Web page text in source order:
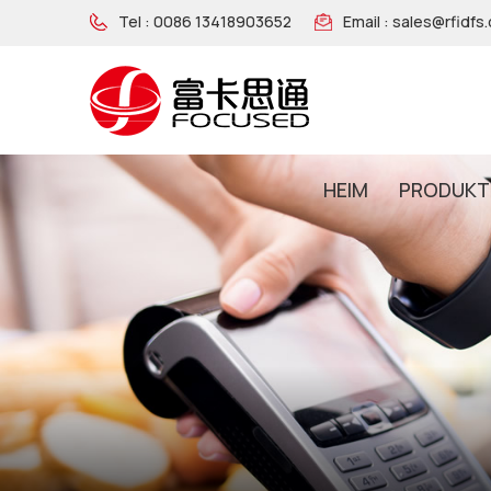
Tel : 0086 13418903652 Email :
HEIM